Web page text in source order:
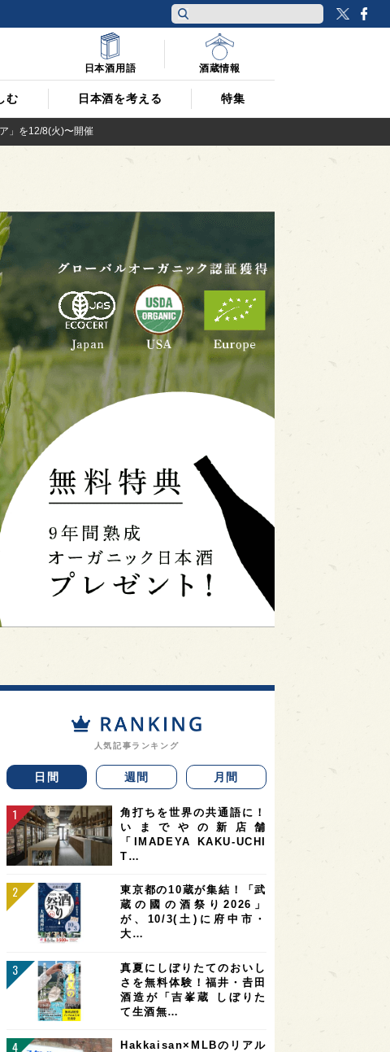
む 日本酒を考える 特集
日本酒用語 酒蔵情報
」を12/8(火)〜開催
人気記事ランキング
日間 週間 月間
角打ちを世界の共通語に！
いまでやの新店舗
「IMADEYA KAKU-UCHI
T…
東京都の10蔵が集結！「武
蔵の國の酒祭り2026」
が、10/3(土)に府中市・
大…
真夏にしぼりたてのおいし
さを無料体験！福井・𠮷田
酒造が「吉峯蔵 しぼりた
て生酒無…
Hakkaisan×MLBのリアル